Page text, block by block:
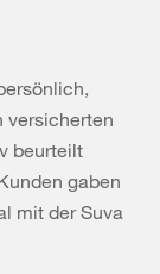
versicherten
beurteilt
gaben
mit der Suva